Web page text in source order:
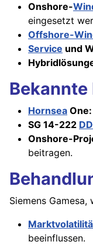
Onshore-
eingesetzt
Offshore-
Service und
Bekannte
Hornsea One:
SG 14-222 DD
Onshore-
beitragen.
Siemens
beeinflussen.